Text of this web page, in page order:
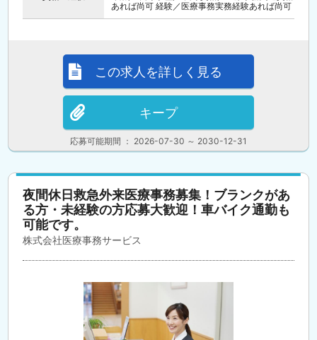
あれば尚可 経験／医療事務実務経験あれば尚可
応募可能期間 ： 2026-07-30 ～ 2030-12-31
この求人を詳しく見る
キープ
夜間休日救急外来医療事務募集！ブランクがあ
る方・未経験の方応募大歓迎！車バイク通勤も
可能です。
株式会社医療事務サービス